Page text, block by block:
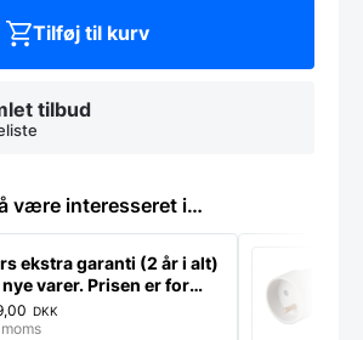
tilbud
Tilføj til kurv
være interesseret i…
ekstra garanti (2 år i alt)
varer. Prisen er for
garanti på ét produkt
DKK